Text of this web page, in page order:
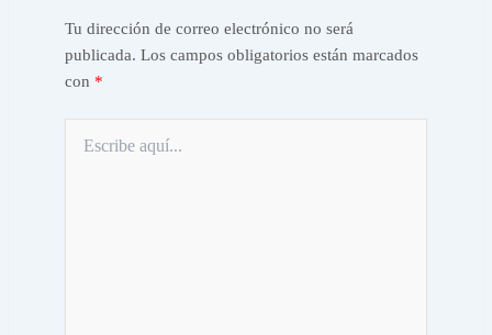
Tu dirección de correo electrónico no será
publicada. Los campos obligatorios están marcados
con *
aquí...